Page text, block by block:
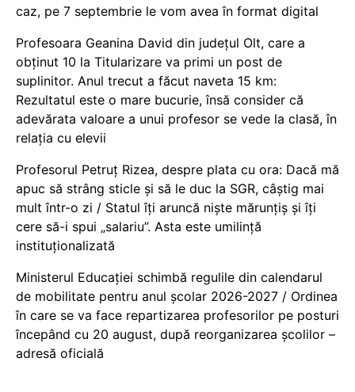
caz, pe 7 septembrie le vom avea în format digital
Profesoara Geanina David din județul Olt, care a
obținut 10 la Titularizare va primi un post de
suplinitor. Anul trecut a făcut naveta 15 km:
Rezultatul este o mare bucurie, însă consider că
adevărata valoare a unui profesor se vede la clasă, în
relația cu elevii
Profesorul Petruț Rizea, despre plata cu ora: Dacă mă
apuc să strâng sticle și să le duc la SGR, câștig mai
mult într-o zi / Statul îți aruncă niște mărunțiș și îți
cere să-i spui „salariu”. Asta este umilință
instituționalizată
Ministerul Educației schimbă regulile din calendarul
de mobilitate pentru anul școlar 2026-2027 / Ordinea
în care se va face repartizarea profesorilor pe posturi
începând cu 20 august, după reorganizarea școlilor –
adresă oficială